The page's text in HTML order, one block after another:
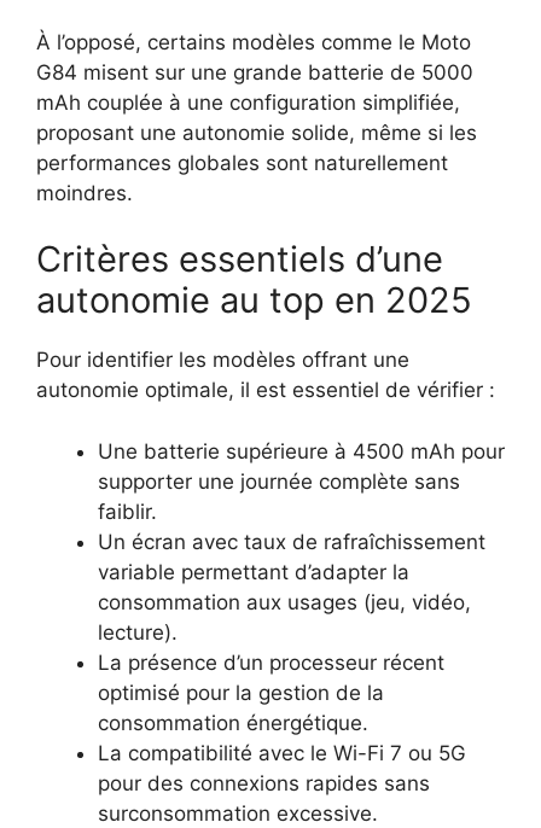
À l’opposé, certains modèles comme le Moto
G84 misent sur une grande batterie de 5000
mAh couplée à une configuration simplifiée,
proposant une autonomie solide, même si les
performances globales sont naturellement
moindres.
Critères essentiels d’une
autonomie au top en 2025
Pour identifier les modèles offrant une
autonomie optimale, il est essentiel de vérifier :
Une batterie supérieure à 4500 mAh pour
supporter une journée complète sans
faiblir.
Un écran avec taux de rafraîchissement
variable permettant d’adapter la
consommation aux usages (jeu, vidéo,
lecture).
La présence d’un processeur récent
optimisé pour la gestion de la
consommation énergétique.
La compatibilité avec le Wi-Fi 7 ou 5G
pour des connexions rapides sans
surconsommation excessive.